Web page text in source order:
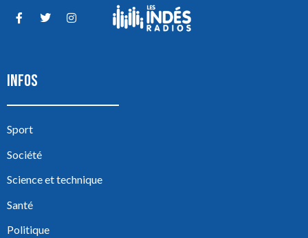
INFOS
Sport
Société
Science et technique
Santé
Politique